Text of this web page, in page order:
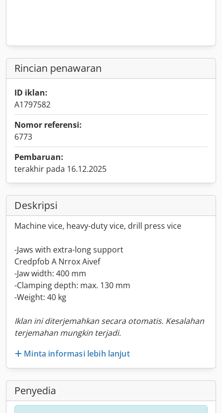
Rincian penawaran
ID iklan:
A1797582
Nomor referensi:
6773
Pembaruan:
terakhir pada 16.12.2025
Deskripsi
Machine vice, heavy-duty vice, drill press vice
-Jaws with extra-long support
Credpfob A Nrrox Aivef
-Jaw width: 400 mm
-Clamping depth: max. 130 mm
-Weight: 40 kg
Iklan ini diterjemahkan secara otomatis. Kesalahan
terjemahan mungkin terjadi.
Minta informasi lebih lanjut
Penyedia